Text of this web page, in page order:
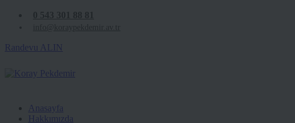
Randevu ALIN
Anasayfa
Hakkımızda